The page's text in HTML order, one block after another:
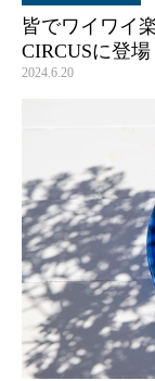
皆でワイワイ
CIRCUSに登場
2024.6.20